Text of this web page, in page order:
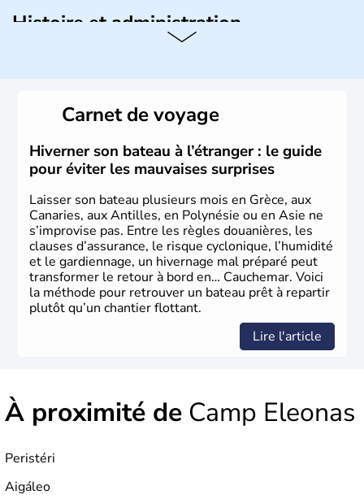
Histoire et administration
l'invention des Jeux Olympiques en 776 avant J.C. Le 25
mars 1820 sonne le début de la Guerre d'indépendance,
aujourd'hui date de la fête nationale grecque. La Grèce
est définitivement reconnue comme état indépendant à
partir de 1830.
Carnet de voyage
Hiverner son bateau à l’étranger : le guide
pour éviter les mauvaises surprises
Laisser son bateau plusieurs mois en Grèce, aux
Canaries, aux Antilles, en Polynésie ou en Asie ne
s’improvise pas. Entre les règles douanières, les
clauses d’assurance, le risque cyclonique, l’humidité
et le gardiennage, un hivernage mal préparé peut
transformer le retour à bord en… Cauchemar. Voici
la méthode pour retrouver un bateau prêt à repartir
plutôt qu’un chantier flottant.
Lire l'article
À proximité de Camp Eleonas
Peristéri
Aigáleo